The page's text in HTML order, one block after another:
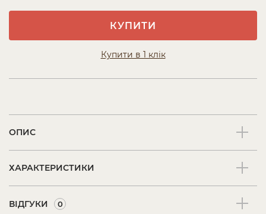
КУПИТИ
Купити в 1 клік
ОПИС
ХАРАКТЕРИСТИКИ
ВІДГУКИ 0